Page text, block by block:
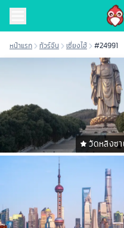
หน้าแรก ทัวร์จีน เซี่ยงไฮ้ #24991
วัดหลิงซ